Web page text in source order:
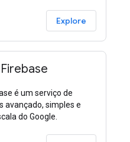
Explore
é um serviço de
avançado, simples e
do Google.